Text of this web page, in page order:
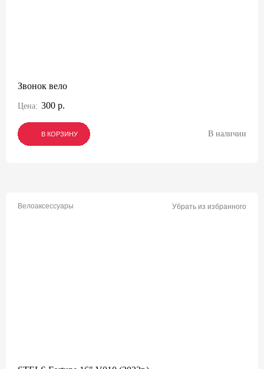
Звонок вело
Цена: 300 р.
В КОРЗИНУ
В КОРЗИНУ
В КОРЗИНУ В наличии
Велоаксессуары Убрать из избранного